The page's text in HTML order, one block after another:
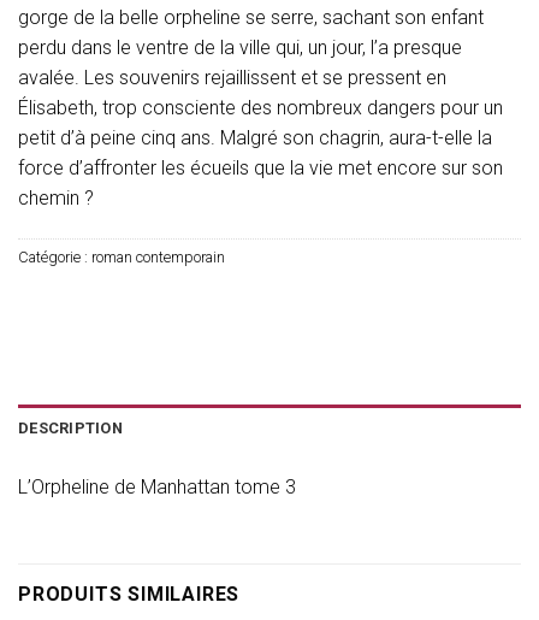
gorge de la belle orpheline se serre, sachant son enfant
perdu dans le ventre de la ville qui, un jour, l’a presque
avalée. Les souvenirs rejaillissent et se pressent en
Élisabeth, trop consciente des nombreux dangers pour un
petit d’à peine cinq ans. Malgré son chagrin, aura-t-elle la
force d’affronter les écueils que la vie met encore sur son
chemin ?
Catégorie : roman contemporain
DESCRIPTION
L’Orpheline de Manhattan tome 3
PRODUITS SIMILAIRES